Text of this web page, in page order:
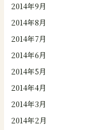
2014年9月
2014年8月
2014年7月
2014年6月
2014年5月
2014年4月
2014年3月
2014年2月